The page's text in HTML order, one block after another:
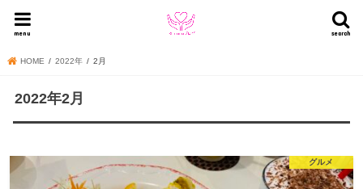
search
menu
HOME 2022年 2月
2022年2月
グルメ